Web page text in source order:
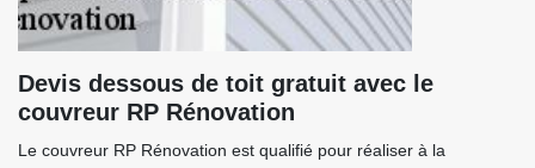
Devis dessous de toit gratuit avec le
couvreur RP Rénovation
Le couvreur RP Rénovation est qualifié pour réaliser à la